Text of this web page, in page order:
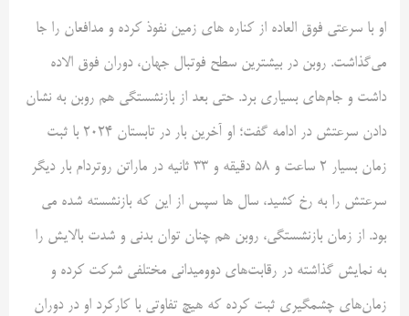
او با سرعتی فوق العاده از کناره های زمین نفوذ کرده و مدافعان را جا
می‌گذاشت. روبن در بیشترین سطح فوتبال جهان، دوران فوق الاده
داشت و جام‌های بسیاری برد. حتی بعد از بازنشستگی هم روبن به نشان
دادن سرعتش در ادامه گفت؛ او آخرین بار در تابستان ۲۰۲۴ با ثبت
زمان بسیار ۲ ساعت و ۵۸ دقیقه و ۳۳ ثانیه در ماراتن روتردام بار دیگر
سرعتش را به رخ کشید، سال ها سپس از این که بازنشسته شده می
بود. از زمان بازنشستگی، روبن هم چنان توان بدنی و شدت بالایش را
به نمایش گذاشته در رقابت‌های دوومیدانی مختلفی شرکت کرده و
زمان‌های چشمگیری ثبت کرده که هیچ تفاوتی با کارکرد او در دوران